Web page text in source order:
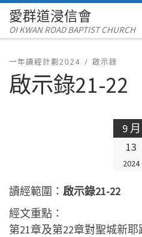
Skip to content
愛群道浸信會
OI KWAN ROAD BAPTIST CHURCH
一年讀經計劃2024 啟示錄
啟示錄21-22
9 月
13
2024
讀經範圍： 啟示錄21-22
經文重點：
第21章及第22章對聖城新